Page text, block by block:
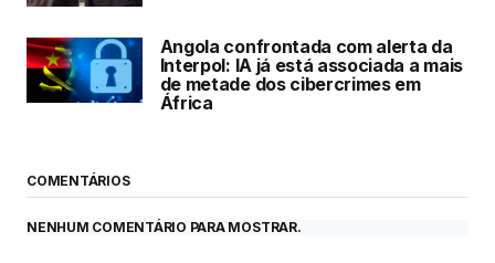
Angola confrontada com alerta da
Interpol: IA já está associada a mais
de metade dos cibercrimes em
África
COMENTÁRIOS
NENHUM COMENTÁRIO PARA MOSTRAR.